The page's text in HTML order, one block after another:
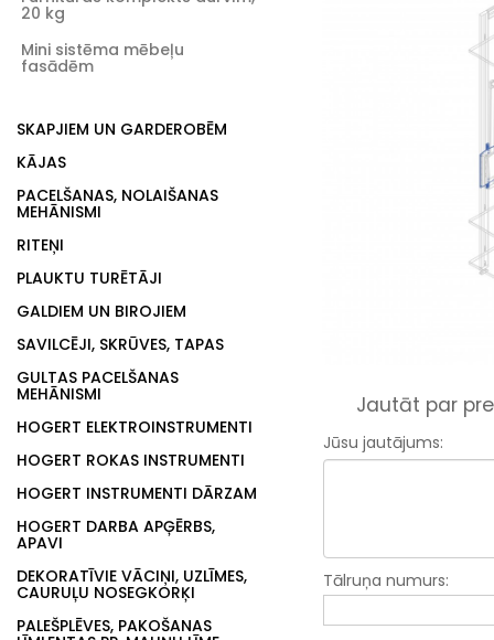
20 kg
Mini sistēma mēbeļu
fasādēm
SKAPJIEM UN GARDEROBĒM
KĀJAS
PACELŠANAS, NOLAIŠANAS
MEHĀNISMI
RITEŅI
PLAUKTU TURĒTĀJI
GALDIEM UN BIROJIEM
SAVILCĒJI, SKRŪVES, TAPAS
GULTAS PACELŠANAS
MEHĀNISMI
HOGERT ELEKTROINSTRUMENTI
HOGERT ROKAS INSTRUMENTI
HOGERT INSTRUMENTI DĀRZAM
HOGERT DARBA APĢĒRBS,
APAVI
DEKORATĪVIE VĀCIŅI, UZLĪMES,
CAURUĻU NOSEGKORĶI
PALEŠPLĒVES, PAKOŠANAS
Jautāt par
Jūsu jautājums:
Tālruņa numurs: